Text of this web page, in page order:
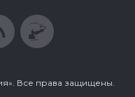
Все права защищены.